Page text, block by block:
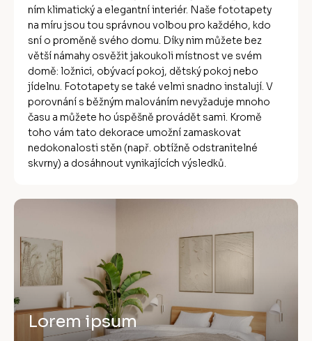
ním klimatický a elegantní interiér. Naše fototapety
na míru jsou tou správnou volbou pro každého, kdo
sní o proměně svého domu. Díky nim můžete bez
větší námahy osvěžit jakoukoli místnost ve svém
domě: ložnici, obývací pokoj, dětský pokoj nebo
jídelnu. Fototapety se také velmi snadno instalují. V
porovnání s běžným malováním nevyžaduje mnoho
času a můžete ho úspěšně provádět sami. Kromě
toho vám tato dekorace umožní zamaskovat
nedokonalosti stěn (např. obtížně odstranitelné
skvrny) a dosáhnout vynikajících výsledků.
Lorem ipsum